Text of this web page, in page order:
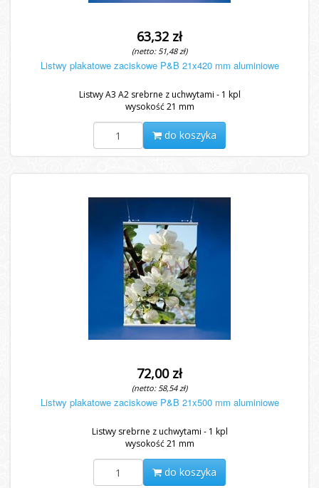
63,32 zł
(netto: 51,48 zł)
Listwy plakatowe zaciskowe P&B 21x420 mm aluminiowe
Listwy A3 A2 srebrne z uchwytami - 1 kpl
wysokość 21 mm
do koszyka
72,00 zł
(netto: 58,54 zł)
Listwy plakatowe zaciskowe P&B 21x500 mm aluminiowe
Listwy srebrne z uchwytami - 1 kpl
wysokość 21 mm
do koszyka